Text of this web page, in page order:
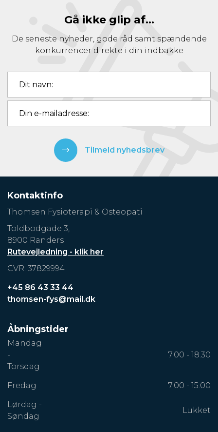
Gå ikke glip af...
De seneste nyheder, gode råd samt spændende
konkurrencer direkte i din indbakke
Tilmeld nyhedsbrev
Kontaktinfo
Thomsen Fysioterapi & Osteopati
Toldbodgade 3,
8900 Randers
Rutevejledning - klik her
CVR: 37829994
+45 86 43 33 44
thomsen-fys@mail.dk
Åbningstider
Mandag
-
Torsdag
7.00 - 18.30
Fredag 7.00 - 15.00
Lørdag -
Søndag
Lukket